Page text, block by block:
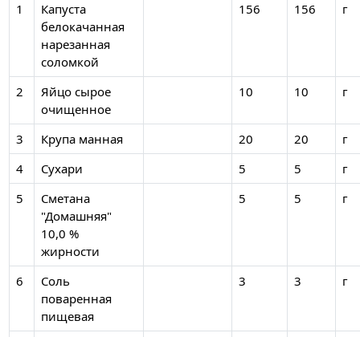
1
Капуста
белокачанная
нарезанная
соломкой
156 156 г
2
Яйцо сырое
очищенное
10 10 г
3 Крупа манная 20 20
г
4
Сухари 5 5
г
5
Сметана
"Домашняя"
10,0 %
жирности
5 5 г
6
Соль
поваренная
пищевая
3 3 г